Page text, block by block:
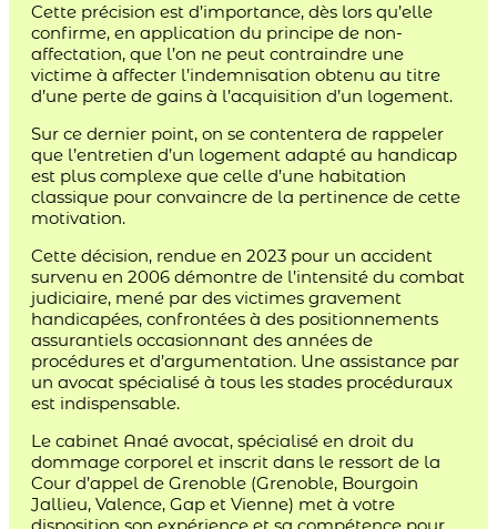
Cette précision est d’importance, dès lors qu’elle
confirme, en application du principe de non-
affectation, que l’on ne peut contraindre une
victime à affecter l’indemnisation obtenu au titre
d’une perte de gains à l’acquisition d’un logement.
Sur ce dernier point, on se contentera de rappeler
que l’entretien d’un logement adapté au handicap
est plus complexe que celle d’une habitation
classique pour convaincre de la pertinence de cette
motivation.
Cette décision, rendue en 2023 pour un accident
survenu en 2006 démontre de l’intensité du combat
judiciaire, mené par des victimes gravement
handicapées, confrontées à des positionnements
assurantiels occasionnant des années de
procédures et d’argumentation. Une assistance par
un avocat spécialisé à tous les stades procéduraux
est indispensable.
Le cabinet Anaé avocat, spécialisé en droit du
dommage corporel et inscrit dans le ressort de la
Cour d’appel de Grenoble (Grenoble, Bourgoin
Jallieu, Valence, Gap et Vienne) met à votre